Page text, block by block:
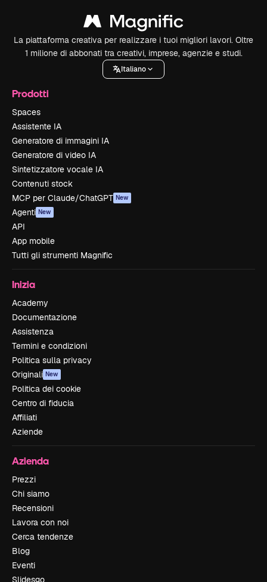
La piattaforma creativa per realizzare i tuoi migliori lavori. Oltre
1 milione di abbonati tra creativi, imprese, agenzie e studi.
Italiano
Prodotti
Spaces
Assistente IA
Generatore di immagini IA
Generatore di video IA
Sintetizzatore vocale IA
Contenuti stock
MCP per Claude/ChatGPT New
Agenti New
API
App mobile
Tutti gli strumenti Magnific
Inizia
Academy
Documentazione
Assistenza
Termini e condizioni
Politica sulla privacy
Originali New
Politica dei cookie
Centro di fiducia
Affiliati
Aziende
Azienda
Prezzi
Chi siamo
Recensioni
Lavora con noi
Cerca tendenze
Blog
Eventi
Slidesgo